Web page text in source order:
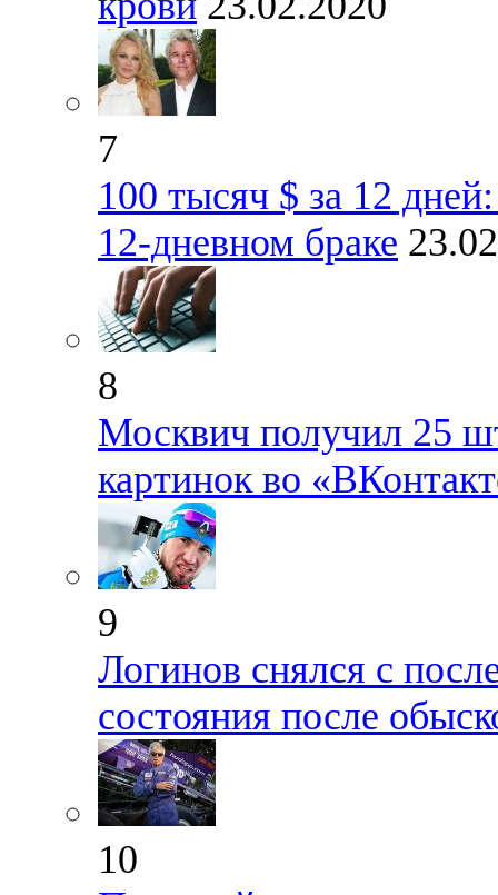
7
100 тысяч $ за 12
12-дневном браке
8
Москвич получил 25
картинок во
9
Логинов снялся с
состояния после
10